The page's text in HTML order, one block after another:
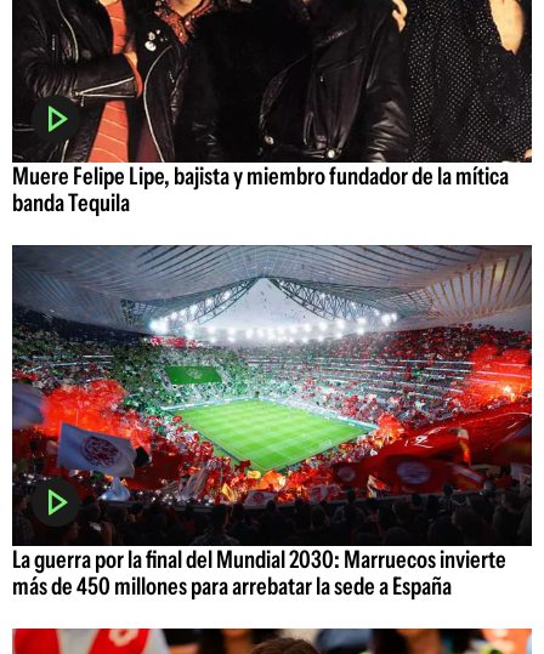
Muere Felipe Lipe, bajista y miembro fundador de la mítica
banda Tequila
La guerra por la final del Mundial 2030: Marruecos invierte
más de 450 millones para arrebatar la sede a España